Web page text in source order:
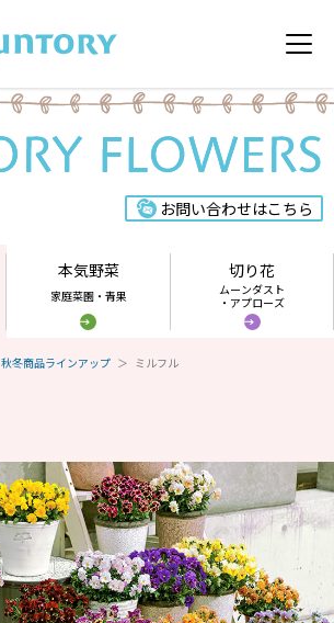
メ
お問い合わせはこちら
本気野菜
家庭菜園・青果
切り花
ムーンダスト
・アプローズ
秋冬商品ラインアップ ミルフル